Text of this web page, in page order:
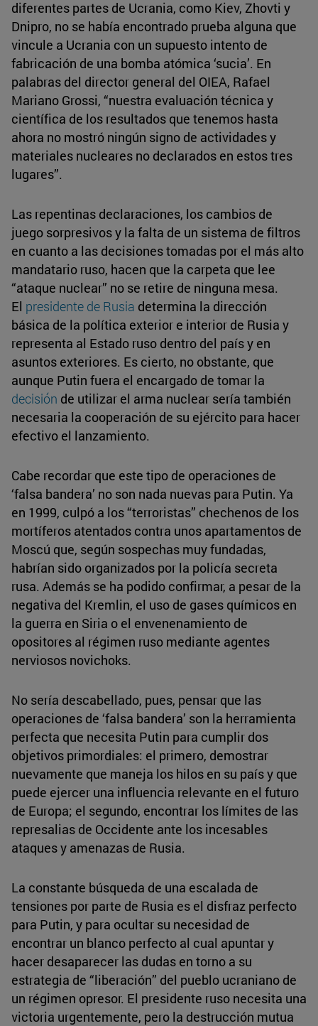
diferentes partes de Ucrania, como Kiev, Zhovti y
Dnipro, no se había encontrado prueba alguna que
vincule a Ucrania con un supuesto intento de
fabricación de una bomba atómica ‘sucia’. En
palabras del director general del OIEA, Rafael
Mariano Grossi, “nuestra evaluación técnica y
científica de los resultados que tenemos hasta
ahora no mostró ningún signo de actividades y
materiales nucleares no declarados en estos tres
lugares”.
Las repentinas declaraciones, los cambios de
juego sorpresivos y la falta de un sistema de filtros
en cuanto a las decisiones tomadas por el más alto
mandatario ruso, hacen que la carpeta que lee
“ataque nuclear” no se retire de ninguna mesa.
El presidente de Rusia determina la dirección
básica de la política exterior e interior de Rusia y
representa al Estado ruso dentro del país y en
asuntos exteriores. Es cierto, no obstante, que
aunque Putin fuera el encargado de tomar la
decisión de utilizar el arma nuclear sería también
necesaria la cooperación de su ejército para hacer
efectivo el lanzamiento.
Cabe recordar que este tipo de operaciones de
‘falsa bandera’ no son nada nuevas para Putin. Ya
en 1999, culpó a los “terroristas” chechenos de los
mortíferos atentados contra unos apartamentos de
Moscú que, según sospechas muy fundadas,
habrían sido organizados por la policía secreta
rusa. Además se ha podido confirmar, a pesar de la
negativa del Kremlin, el uso de gases químicos en
la guerra en Siria o el envenenamiento de
opositores al régimen ruso mediante agentes
nerviosos novichoks.
No sería descabellado, pues, pensar que las
operaciones de ‘falsa bandera’ son la herramienta
perfecta que necesita Putin para cumplir dos
objetivos primordiales: el primero, demostrar
nuevamente que maneja los hilos en su país y que
puede ejercer una influencia relevante en el futuro
de Europa; el segundo, encontrar los límites de las
represalias de Occidente ante los incesables
ataques y amenazas de Rusia.
La constante búsqueda de una escalada de
tensiones por parte de Rusia es el disfraz perfecto
para Putin, y para ocultar su necesidad de
encontrar un blanco perfecto al cual apuntar y
hacer desaparecer las dudas en torno a su
estrategia de “liberación” del pueblo ucraniano de
un régimen opresor. El presidente ruso necesita una
victoria urgentemente, pero la destrucción mutua